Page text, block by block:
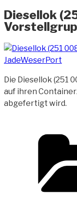
Diesellok
Die Diesellok (251
auf ihren
abgefertigt wird.